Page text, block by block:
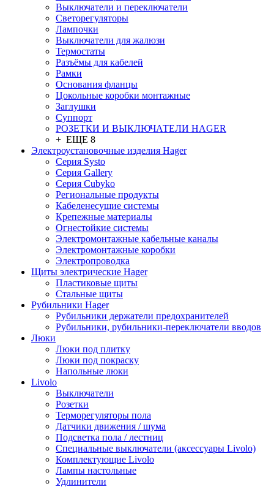
Выключатели и переключатели
Светорегуляторы
Лампочки
Выключатели для жалюзи
Термостаты
Разъёмы для кабелей
Рамки
Основания фланцы
Цокольные коробки монтажные
Заглушки
Суппорт
РОЗЕТКИ И ВЫКЛЮЧАТЕЛИ HAGER
+ ЕЩЕ 8
Электроустановочные изделия Hager
Серия Systo
Серия Gallery
Серия Cubyko
Региональные продукты
Кабеленесущие системы
Крепежные материалы
Огнестойкие системы
Электромонтажные кабельные каналы
Электромонтажные коробки
Электропроводка
Щиты электрические Hager
Пластиковые щиты
Стальные щиты
Рубильники Hager
Рубильники держатели предохранителей
Рубильники, рубильники-переключатели вводов
Люки
Люки под плитку
Люки под покраску
Напольные люки
Livolo
Выключатели
Розетки
Терморегуляторы пола
Датчики движения / шума
Подсветка пола / лестниц
Специальные выключатели (аксессуары Livolo)
Комплектующие Livolo
Лампы настольные
Удлинители